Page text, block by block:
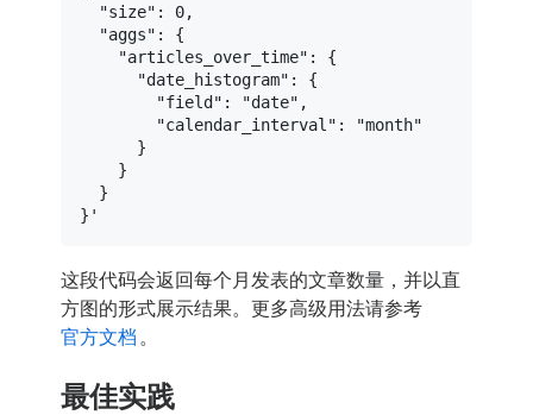
  "size": 0,
  "aggs": {
    "articles_over_time": {
      "date_histogram": {
        "field": "date",
        "calendar_interval": "month"
      }
    }
  }
}'
这段代码会返回每个月发表的文章数量，并以直
方图的形式展示结果。更多高级用法请参考
官方文档 。
最佳实践